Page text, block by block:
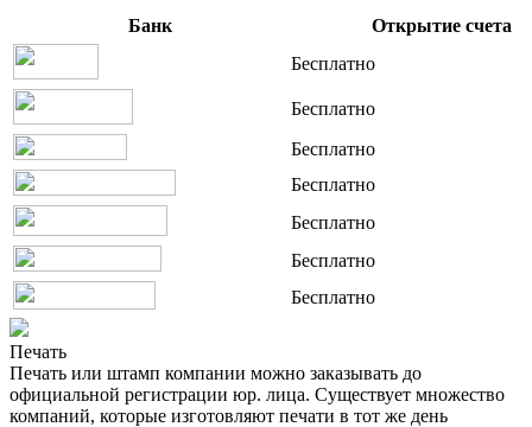
Банк
Открытие счета
Бесплатно
Бесплатно
Бесплатно
Бесплатно
Бесплатно
Бесплатно
Бесплатно
Печать
Печать или штамп компании можно заказывать до
официальной регистрации юр. лица. Существует множество
компаний, которые изготовляют печати в тот же день